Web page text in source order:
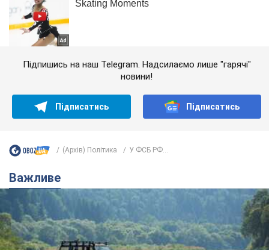
Підпишись на наш Telegram. Надсилаємо лише "гарячі"
новини!
Підписатись Підписатись
(Архів) Політика У ФСБ РФ...
Важливе